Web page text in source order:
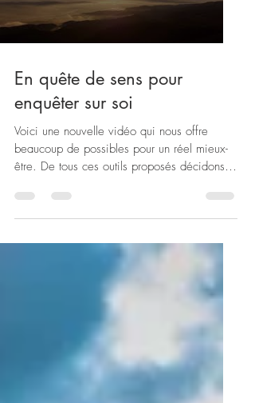
En quête de sens pour
enquêter sur soi
Voici une nouvelle vidéo qui nous offre
beaucoup de possibles pour un réel mieux-
être. De tous ces outils proposés décidons